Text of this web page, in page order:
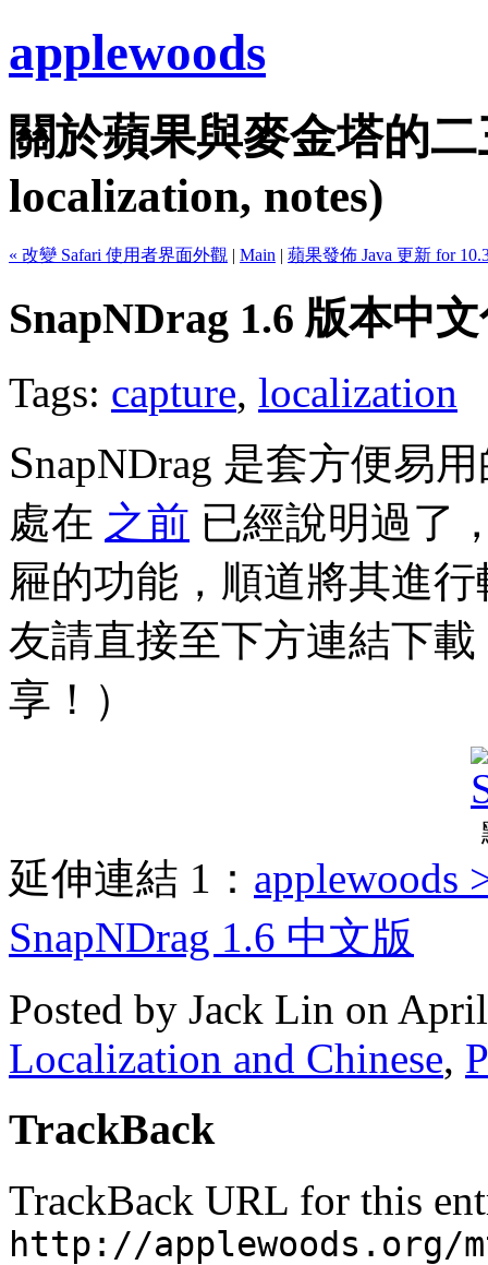
applewoods
關於蘋果與麥金塔的
localization, notes)
« 改變 Safari 使用者界面外觀 | Main | 蘋果發佈 Java 更新 for
SnapNDrag 1.6 版本中
Tags: capture, localization
SnapNDrag 是套方便易
處在 之前 已經說明過了
屜的功能，順道將其進
友請直接至下方連結下
享！）
延伸連結 1： applewoods
SnapNDrag 1.6 中文版
Posted by Jack Lin on
Localization and Chinese,
TrackBack
TrackBack URL for this
http://applewoods.org/